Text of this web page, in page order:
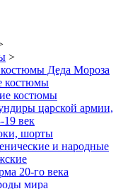
>
Деда Мороза
костюмы
костюмы
царской армии,
19 век
шорты
и народные
20-го века
мира